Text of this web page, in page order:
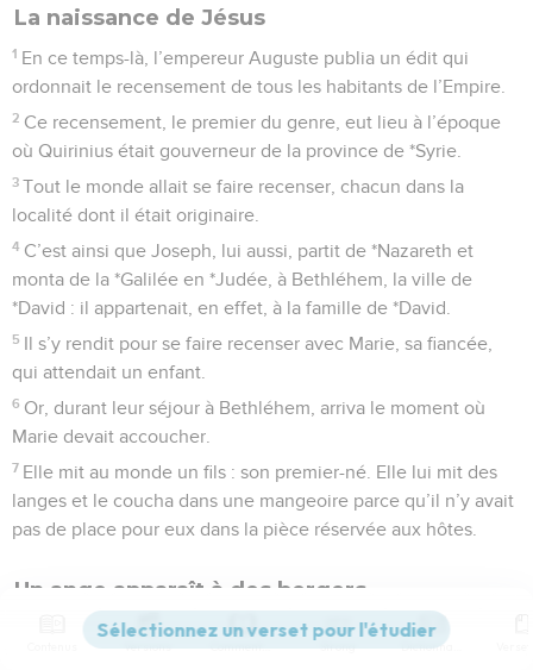
La naissance de Jésus
1 En ce temps-là, l’empereur Auguste publia un édit qui
ordonnait le recensement de tous les habitants de l’Empire.
2 Ce recensement, le premier du genre, eut lieu à l’époque
où Quirinius était gouverneur de la province de *Syrie.
3 Tout le monde allait se faire recenser, chacun dans la
localité dont il était originaire.
4 C’est ainsi que Joseph, lui aussi, partit de *Nazareth et
monta de la *Galilée en *Judée, à Bethléhem, la ville de
*David : il appartenait, en effet, à la famille de *David.
5 Il s’y rendit pour se faire recenser avec Marie, sa fiancée,
qui attendait un enfant.
6 Or, durant leur séjour à Bethléhem, arriva le moment où
Marie devait accoucher.
7 Elle mit au monde un fils : son premier-né. Elle lui mit des
langes et le coucha dans une mangeoire parce qu’il n’y avait
pas de place pour eux dans la pièce réservée aux hôtes.
Un ange apparaît à des bergers
Dans les champs environnants, des bergers passaient la
Versions Commentaires Strong